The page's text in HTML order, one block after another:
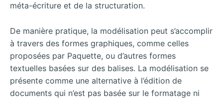
méta-écriture et de la structuration.
De manière pratique, la modélisation peut s’accomplir
à travers des formes graphiques, comme celles
proposées par Paquette, ou d’autres formes
textuelles basées sur des balises. La modélisation se
présente comme une alternative à l’édition de
documents qui n’est pas basée sur le formatage ni